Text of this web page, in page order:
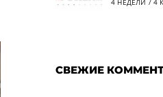
СВЕЖИЕ